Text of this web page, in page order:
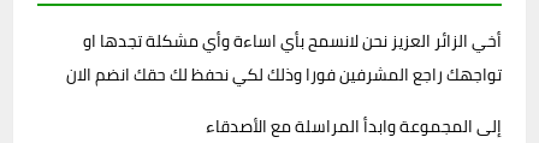
أخي الزائر العزيز نحن لانسمح بأي اساءة وأي مشكلة تجدها او
تواجهك راجع المشرفين فورا وذلك لكي نحفظ لك حقك انضم الان
إلى المجموعة وابدأ المراسلة مع الأصدقاء